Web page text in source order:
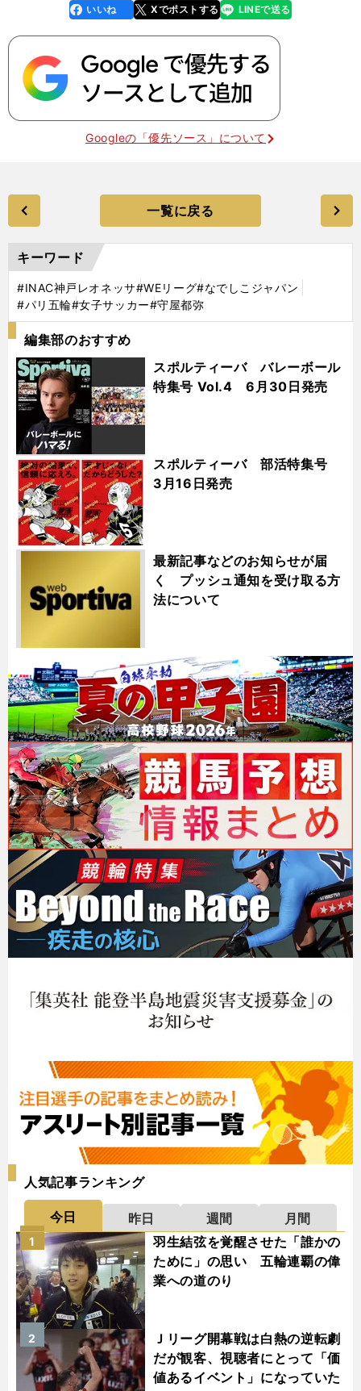
faceboo
k
いいね Xでポストする
line LINEで送る
Googleの「優先ソース」について
一覧に戻る
キーワード
#INAC神戸レオネッサ#WEリーグ#なでしこジャパン
#パリ五輪#女子サッカー#守屋都弥
編集部のおすすめ
スポルティーバ バレーボール
特集号 Vol.4 6月30日発売
スポルティーバ 部活特集号
3月16日発売
最新記事などのお知らせが届
く プッシュ通知を受け取る方
法について
人気記事ランキング
今日 昨日 週間
月間
羽生結弦を覚醒させた「誰かの
ために」の思い 五輪連覇の偉
業への道のり
1
Ｊリーグ開幕戦は白熱の逆転劇
だが観客、視聴者にとって「価
値あるイベント」になっていた
2